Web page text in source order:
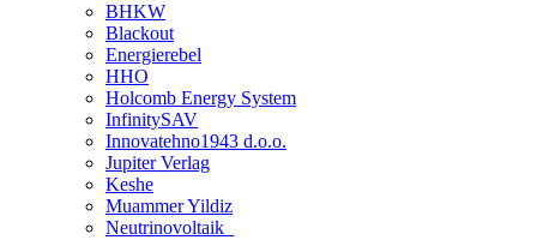
BHKW
Blackout
Energierebel
HHO
Holcomb Energy System
InfinitySAV
Innovatehno1943 d.o.o.
Jupiter Verlag
Keshe
Muammer Yildiz
Neutrinovoltaik